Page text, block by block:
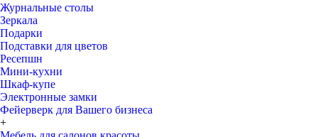
Журнальные столы
Зеркала
Подарки
Подставки для цветов
Ресепшн
Мини-кухни
Шкаф-купе
Электронные замки
Фейерверк для Вашего бизнеса
+